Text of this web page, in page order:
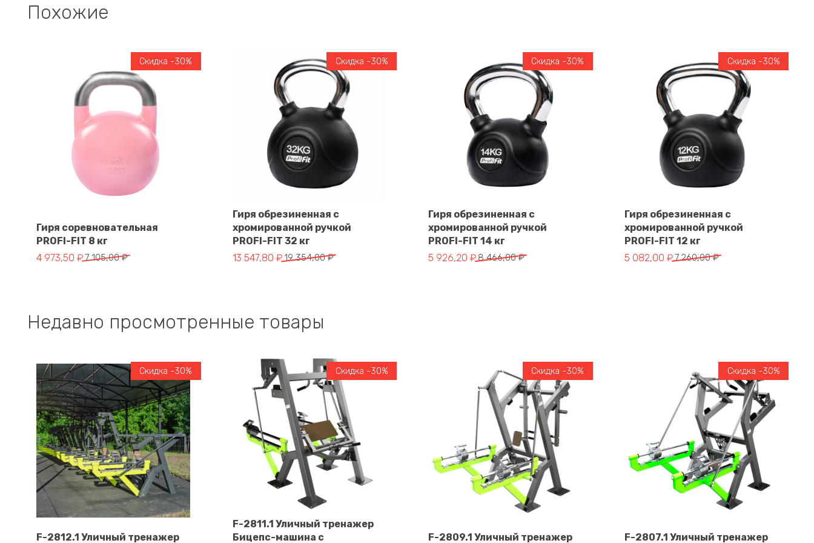
Похожие
В корзину
Скидка -30%
Гиря соревновательная
PROFI-FIT 8 кг
7 105,00₽
Первоначальная цена составляла 7 105,00 ₽.
4 973,50 ₽
Текущая цена: 4 973,50 ₽.
В корзину
Скидка -30%
Гиря обрезиненная с
хромированной ручкой
PROFI-FIT 32 кг
19 354,00₽
Первоначальная цена составляла 19 354,00 ₽.
13 547,80 ₽
Текущая цена: 13 547,80 ₽.
В корзину
Скидка -30%
Гиря обрезиненная с
хромированной ручкой
PROFI-FIT 14 кг
8 466,00₽
Первоначальная цена составляла 8 466,00 ₽.
5 926,20 ₽
Текущая цена: 5 926,20 ₽.
В корзину
Скидка -30%
Гиря обрезиненная с
хромированной ручкой
PROFI-FIT 12 кг
7 260,00₽
Первоначальная цена составляла 7
5 082,00 ₽
Текущая цена: 5 082,00 ₽.
Недавно просмотренные товары
Скидка -30%
F-2812.1 Уличный тренажер
Скидка -30%
F-2811.1 Уличный тренажер
Бицепс-машина с
Скидка -30%
F-2809.1 Уличный тренажер
Скидка -30%
F-2807.1 Уличный тренажер